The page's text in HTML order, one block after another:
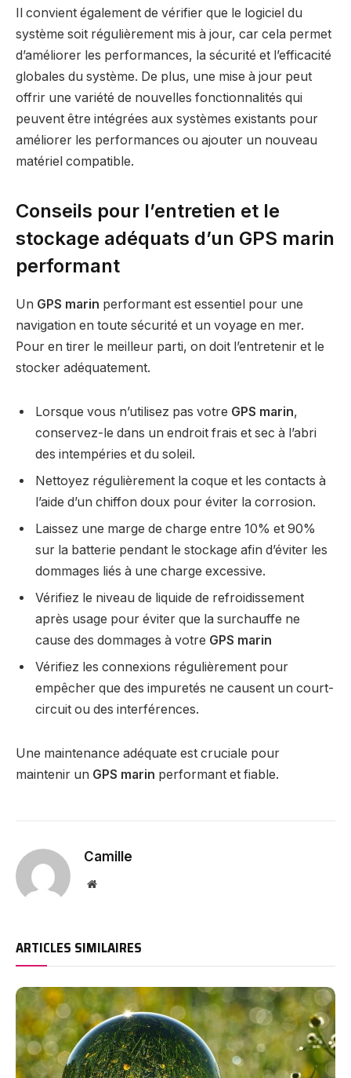
Il convient également de vérifier que le logiciel du
système soit régulièrement mis à jour, car cela permet
d’améliorer les performances, la sécurité et l’efficacité
globales du système. De plus, une mise à jour peut
offrir une variété de nouvelles fonctionnalités qui
peuvent être intégrées aux systèmes existants pour
améliorer les performances ou ajouter un nouveau
matériel compatible.
Conseils pour l’entretien et le
stockage adéquats d’un GPS marin
performant
Un GPS marin performant est essentiel pour une
navigation en toute sécurité et un voyage en mer.
Pour en tirer le meilleur parti, on doit l’entretenir et le
stocker adéquatement.
Lorsque vous n’utilisez pas votre GPS marin,
conservez-le dans un endroit frais et sec à l’abri
des intempéries et du soleil.
Nettoyez régulièrement la coque et les contacts à
l’aide d’un chiffon doux pour éviter la corrosion.
Laissez une marge de charge entre 10% et 90%
sur la batterie pendant le stockage afin d’éviter les
dommages liés à une charge excessive.
Vérifiez le niveau de liquide de refroidissement
après usage pour éviter que la surchauffe ne
cause des dommages à votre GPS marin
Vérifiez les connexions régulièrement pour
empêcher que des impuretés ne causent un court-
circuit ou des interférences.
Une maintenance adéquate est cruciale pour
maintenir un GPS marin performant et fiable.
Camille
Website
ARTICLES SIMILAIRES